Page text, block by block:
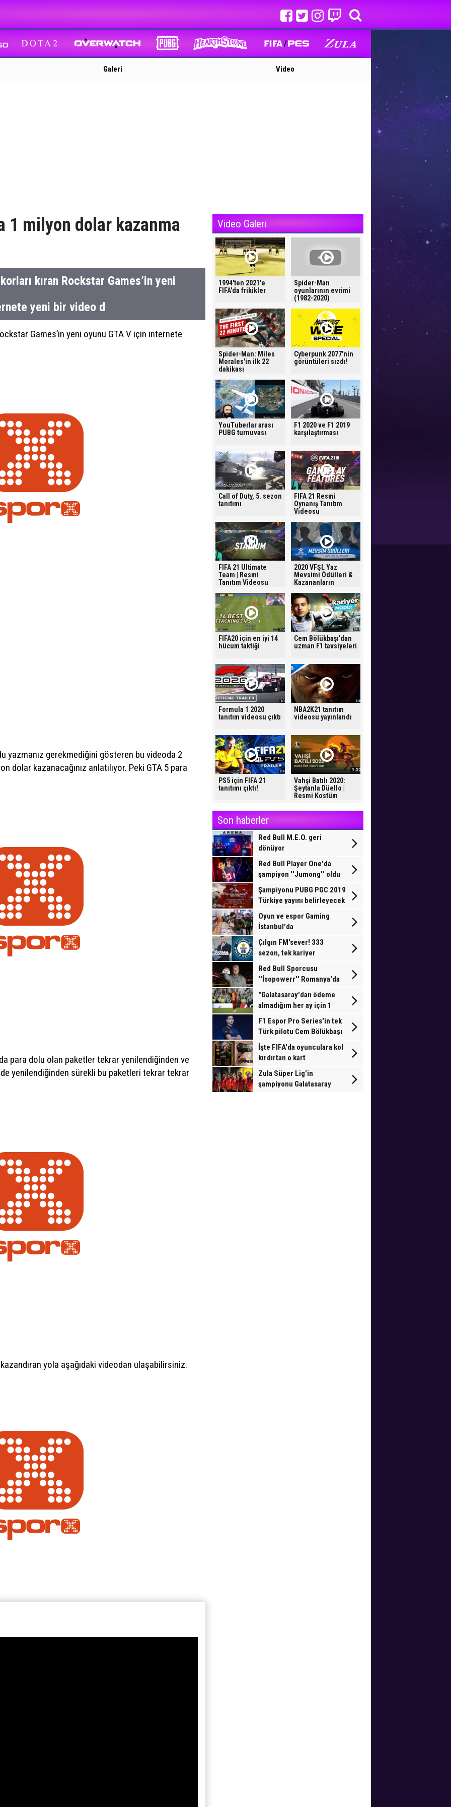
Galeri Video
1 milyon dolar kazanma
kıran Rockstar Games’in yeni
yeni bir video d
Games’in yeni oyunu GTA V için internete
yazmanız gerekmediğini gösteren bu videoda 2
dolar kazanacağınız anlatılıyor. Peki GTA 5 para
para dolu olan paketler tekrar yenilendiğinden ve
yenilendiğinden sürekli bu paketleri tekrar tekrar
yola aşağıdaki videodan ulaşabilirsiniz.
Video Galeri
1994'ten 2021'e
FIFA'da frikikler
Spider-Man
oyunlarının evrimi
(1982-2020)
Spider-Man: Miles
Morales'in ilk 22
dakikası
Cyberpunk 2077'nin
görüntüleri sızdı!
YouTuberlar arası
PUBG turnuvası
F1 2020 ve F1 2019
karşılaştırması
Call of Duty, 5. sezon
tanıtımı
FIFA 21 Resmi
Oynanış Tanıtım
Videosu
FIFA 21 Ultimate
Team | Resmi
Tanıtım Videosu
2020 VFŞL Yaz
Mevsimi Ödülleri &
Kazananların
FIFA20 için en iyi 14
hücum taktiği
Cem Bölükbaşı'dan
uzman F1 tavsiyeleri
Formula 1 2020
tanıtım videosu çıktı
NBA2K21 tanıtım
videosu yayınlandı
PS5 için FIFA 21
tanıtımı çıktı!
Vahşi Batılı 2020:
Şeytanla Düello |
Resmi Kostüm
Son haberler
Red Bull M.E.O. geri
dönüyor
Red Bull Player One'da
şampiyon ''Jumong'' oldu
Şampiyonu PUBG PGC 2019
Türkiye yayını belirleyecek
Oyun ve espor Gaming
İstanbul'da
Çılgın FM'sever! 333
sezon, tek kariyer
Red Bull Sporcusu
''İsopowerr'' Romanya'da
mücadele verecek
"Galatasaray'dan ödeme
almadığım her ay için 1
gol"
F1 Espor Pro Series'in tek
Türk pilotu Cem Bölükbaşı
Londra'da yarışacak
İşte FIFA'da oyunculara kol
kırdırtan o kart
Zula Süper Lig'in
şampiyonu Galatasaray